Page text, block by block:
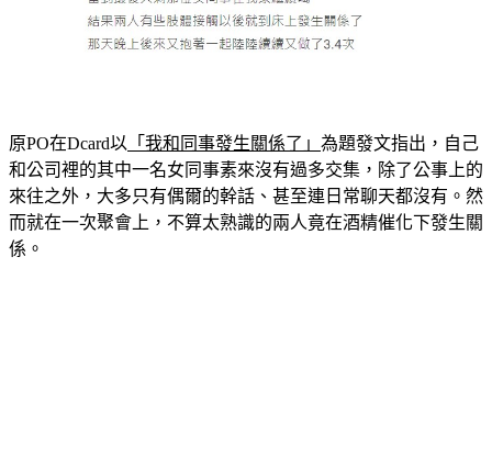
原PO在Dcard以 「我和同事發生關係了」 為題發文指出，自己
和公司裡的其中一名女同事素來沒有過多交集，除了公事上的
來往之外，大多只有偶爾的幹話、甚至連日常聊天都沒有。然
而就在一次聚會上，不算太熟識的兩人竟在酒精催化下發生關
係。